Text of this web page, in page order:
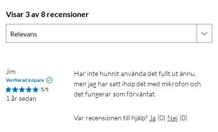
Visar 3 av 8 recensioner
Relevans
Jim
Verifierad köpare
5/5
1 år sedan
Har inte hunnit använda det fullt ut ännu,
men jag har satt ihop det med mikrofon och
det fungerar som förväntat.
Var recensionen till hjälp? Ja (0) Nej (0)